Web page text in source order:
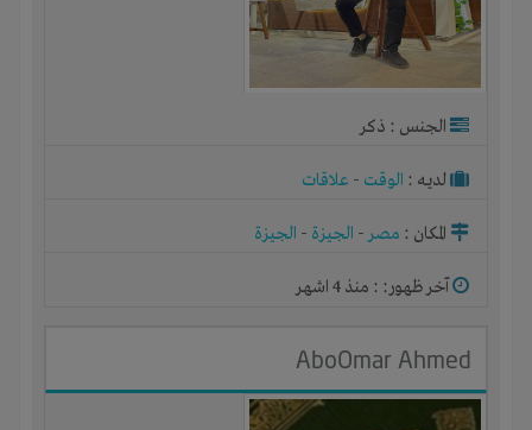
الجنس : ذكر
لديـه : الوقت - علاقات
المكان : مصر- الجيزة - الجيزة
آخر ظهور: : منذ 4 اشهر
AboOmar Ahmed